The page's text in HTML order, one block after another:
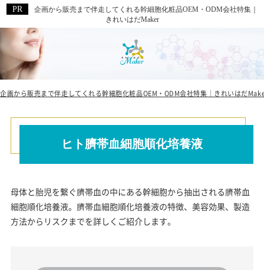
企画から販売まで伴走してくれる幹細胞化粧品OEM・ODM会社特集｜
きれいはだMaker
企画から販売まで伴走してくれる幹細胞化粧品OEM・ODM会社特集｜きれいはだ
ヒト臍帯血細胞順化培養液
母体と胎児を繋ぐ臍帯血の中にある幹細胞から抽出される臍帯血
細胞順化培養液。臍帯血細胞順化培養液の特徴、美容効果、製造
方法からリスクまでを詳しくご紹介します。